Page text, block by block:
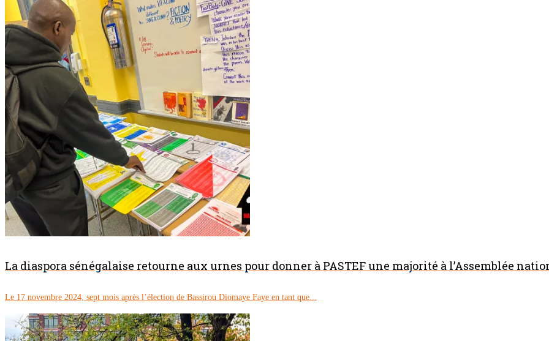
La diaspora sénégalaise retourne aux urnes pour donner à PASTEF une majorité à l’Assemblée
Le 17 novembre 2024, sept mois après l’élection de Bassirou Diomaye Faye en tant que...